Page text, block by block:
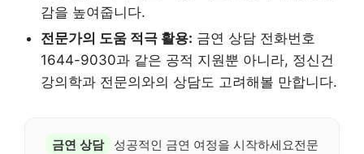
감을 높여줍니다.
전문가의 도움 적극 활용: 금연 상담 전화번호
1644-9030과 같은 공적 지원뿐 아니라, 정신건
강의학과 전문의와의 상담도 고려해볼 만합니다.
금연 상담
성공적인 금연 여정을 시작하세요전문